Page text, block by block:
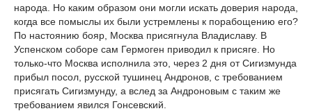
народа. Но каким образом они могли искать доверия народа,
когда все помыслы их были устремлены к порабощению его?
По настоянию бояр, Москва присягнула Владиславу. В
Успенском соборе сам Гермоген приводил к присяге. Но
только-что Москва исполнила это, через 2 дня от Сигизмунда
прибыл посол, русской тушинец Андронов, с требованием
присягать Сигизмунду, а вслед за Андроновым с таким же
требованием явился Гонсевский.